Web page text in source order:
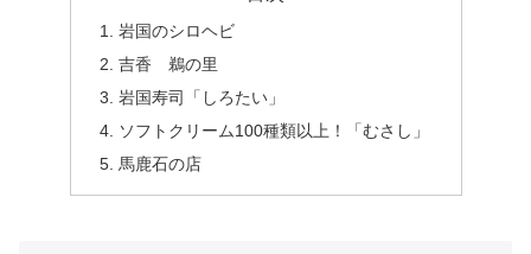
岩国のシロヘビ
吉香 鵜の里
岩国寿司「しろたい」
ソフトクリーム100種類以上！「むさし」
馬鹿石の店